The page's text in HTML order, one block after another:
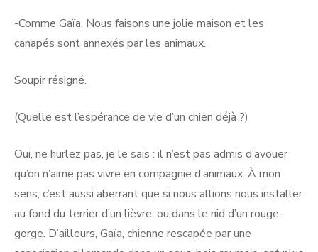
-Comme Gaïa. Nous faisons une jolie maison et les
canapés sont annexés par les animaux.
Soupir résigné.
(Quelle est l’espérance de vie d’un chien déjà ?)
Oui, ne hurlez pas, je le sais : il n’est pas admis d’avouer
qu’on n’aime pas vivre en compagnie d’animaux. À mon
sens, c’est aussi aberrant que si nous allions nous installer
au fond du terrier d’un lièvre, ou dans le nid d’un rouge-
gorge. D’ailleurs, Gaïa, chienne rescapée par une